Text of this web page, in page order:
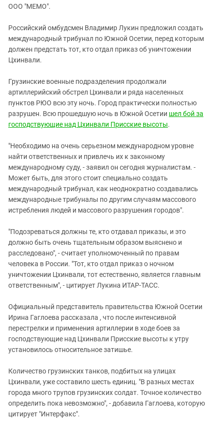
ИНАКОМЫСЛИЕ В ЧЕЧНЕ
ПРЕСЛЕДОВАНИЕ АКТИВИСТОВ
МОБИЛИЗАЦИЯ И ПРОТЕСТЫ
Дагестан
Ингушетия
Кабардино-Балкария
Калмыкия
Краснодарский край
Нагорный Карабах
Российская Федерация
Ростовская область
Северная Осетия - Алания
СКФО
Ставропольский край
Чечня
Южная Осетия
ЮФО
ООО "МЕМО".
Российский омбудсмен Владимир Лукин предложил создать
международный трибунал по Южной Осетии, перед которым
должен предстать тот, кто отдал приказ об уничтожении
Цхинвали.
Грузинские военные подразделения продолжали
артиллерийский обстрел Цхинвали и ряда населенных
пунктов РЮО всю эту ночь. Город практически полностью
разрушен. Всю прошедшую ночь в Южной Осетии шел бой за
господствующие над Цхинвали Присские высоты.
"Необходимо на очень серьезном международном уровне
найти ответственных и привлечь их к законному
международному суду, - заявил он сегодня журналистам. -
Может быть, для этого стоит специально создать
международный трибунал, как неоднократно создавались
международные трибуналы по другим случаям массового
истребления людей и массового разрушения городов".
"Подозреваться должны те, кто отдавал приказы, и это
должно быть очень тщательным образом выяснено и
расследовано", - считает уполномоченный по правам
человека в России. "Тот, кто отдал приказ о ночном
уничтожении Цхинвали, тот естественно, является главным
ответственным", - цитирует Лукина ИТАР-ТАСС.
Официальный представитель правительства Южной Осетии
Ирина Гаглоева рассказала , что после интенсивной
перестрелки и применения артиллерии в ходе боев за
господствующие над Цхинвали Присские высоты к утру
установилось относительное затишье.
Количество грузинских танков, подбитых на улицах
Цхинвали, уже составило шесть единиц. "В разных местах
города много трупов грузинских солдат. Точное количество
определить пока невозможно", - добавила Гаглоева, которую
цитирует "Интерфакс".